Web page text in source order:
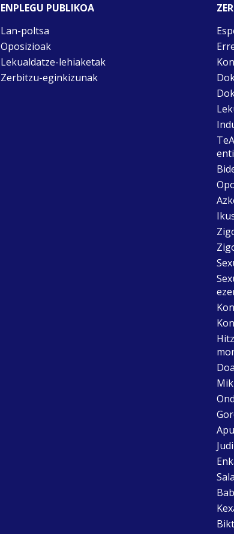
ENPLEGU PUBLIKOA
Lan-poltsa
Oposizioak
Lekualdatze-lehiaketak
Zerbitzu-eginkizunak